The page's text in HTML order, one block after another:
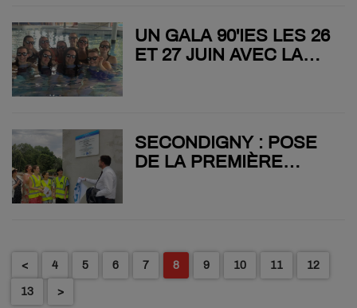
UN GALA 90'IES LES 26
ET 27 JUIN AVEC LA
SECONDIGNY : POSE
DE LA PREMIÈRE
< 4 5 6 7 8 9 10 11 12
13 >